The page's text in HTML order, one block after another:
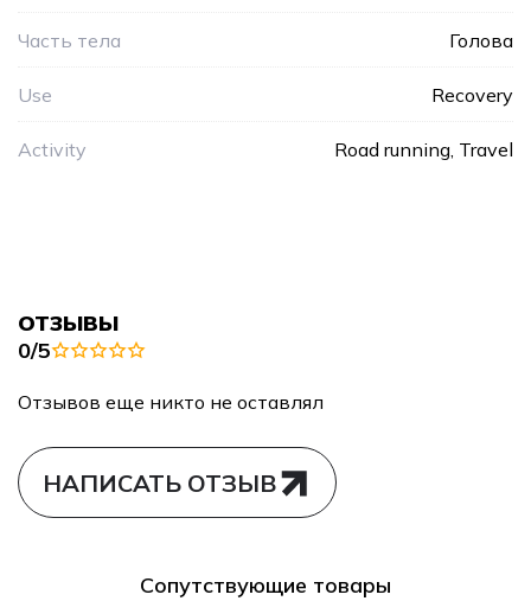
Часть тела Голова
Use Recovery
Activity Road running, Travel
ОТЗЫВЫ
0/5
Отзывов еще никто не оставлял
НАПИСАТЬ ОТЗЫВ
Сопутствующие товары